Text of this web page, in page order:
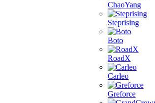
ChaoYang
Steprising
Boto
RoadX
Carleo
Greforce